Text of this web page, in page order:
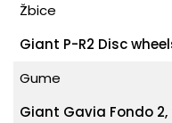
Žbice
Giant P-R2 Disc
Gume
Giant Gavia Fondo